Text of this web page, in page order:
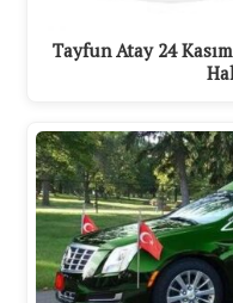
Tayfun Atay 24